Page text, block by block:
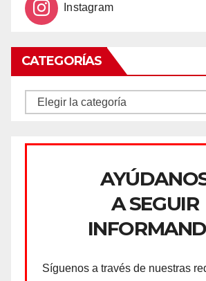
Instagram
CATEGORÍAS
CATEGORÍAS
A SEGUIR
Síguenos a través de nuestras